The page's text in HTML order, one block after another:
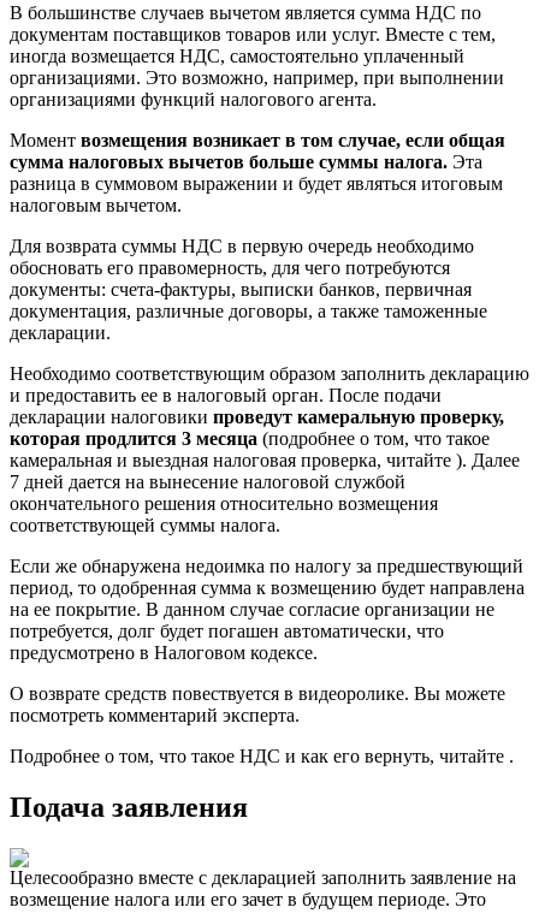
В большинстве случаев вычетом является сумма НДС по
документам поставщиков товаров или услуг. Вместе с тем,
иногда возмещается НДС, самостоятельно уплаченный
организациями. Это возможно, например, при выполнении
организациями функций налогового агента.
Момент возмещения возникает в том случае, если общая
сумма налоговых вычетов больше суммы налога. Эта
разница в суммовом выражении и будет являться итоговым
налоговым вычетом.
Для возврата суммы НДС в первую очередь необходимо
обосновать его правомерность, для чего потребуются
документы: счета-фактуры, выписки банков, первичная
документация, различные договоры, а также таможенные
декларации.
Необходимо соответствующим образом заполнить декларацию
и предоставить ее в налоговый орган. После подачи
декларации налоговики проведут камеральную проверку,
которая продлится 3 месяца (подробнее о том, что такое
камеральная и выездная налоговая проверка, читайте ). Далее
7 дней дается на вынесение налоговой службой
окончательного решения относительно возмещения
соответствующей суммы налога.
Если же обнаружена недоимка по налогу за предшествующий
период, то одобренная сумма к возмещению будет направлена
на ее покрытие. В данном случае согласие организации не
потребуется, долг будет погашен автоматически, что
предусмотрено в Налоговом кодексе.
О возврате средств повествуется в видеоролике. Вы можете
посмотреть комментарий эксперта.
Подробнее о том, что такое НДС и как его вернуть, читайте .
Подача заявления
Целесообразно вместе с декларацией заполнить заявление на
возмещение налога или его зачет в будущем периоде. Это